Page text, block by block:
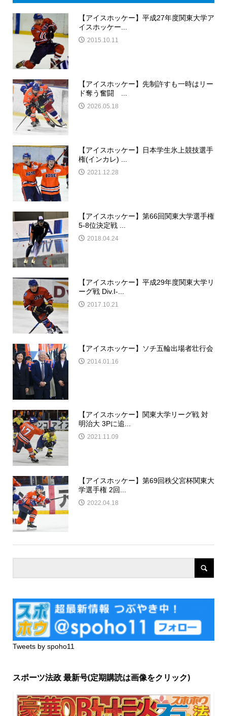
【アイスホッケー】平成27年度関東大学ア
イスホッケー...
2015.10.11
【アイスホッケー】先制許すも一時はリー
ド奪う奮闘 ...
2026.05.18
【アイスホッケー】日本学生氷上競技選手
権(インカレ) ...
2021.12.28
【アイスホッケー】第66回関東大学選手権
5-8位決定戦 ...
2018.04.24
【アイスホッケー】平成29年度関東大学リ
ーグ戦 Div.I-...
2017.10.21
【アイスホッケー】ソチ五輪出場者壮行会
2014.01.16
【アイスホッケー】関東大学リーグ戦 対
明治大 3Pに追...
2021.11.09
【アイスホッケー】第69回秩父宮杯関東大
学選手権 2回...
2022.04.18
Tweets by spoho11
スポーツ法政 最新号(定期購読は画像をクリック)